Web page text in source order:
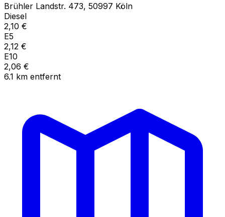
Brühler Landstr. 473, 50997 Köln
Diesel
2,10 €
E5
2,12 €
E10
2,06 €
6.1 km entfernt